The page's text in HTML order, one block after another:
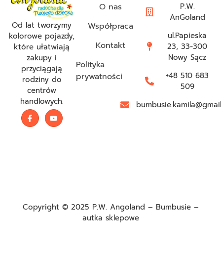
Od lat tworzymy
kolorowe pojazdy,
które ułatwiają
zakupy i
przyciągają
rodziny do
centrów
handlowych.
O nas
Współpraca
Kontakt
Polityka
prywatności
P.W.
AnGoland
ul.Papieska
23, 33-300
Nowy Sącz
+48 510 683
509
Copyright © 2025 P.W. Angoland – Bumbusie –
autka sklepowe